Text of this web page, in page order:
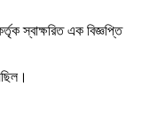
স্বাক্ষরিত এক বিজ্ঞপ্তি